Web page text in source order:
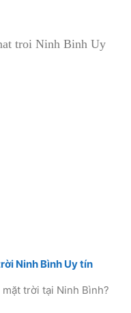
Ninh Bình Uy tín
trời tại Ninh Bình?